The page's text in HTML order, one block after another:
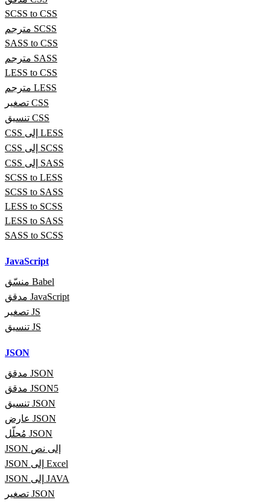
SCSS to CSS
مترجم SCSS
SASS to CSS
مترجم SASS
LESS to CSS
مترجم LESS
تصغير CSS
تنسيق CSS
CSS إلى LESS
CSS إلى SCSS
CSS إلى SASS
SCSS to LESS
SCSS to SASS
LESS to SCSS
LESS to SASS
SASS to SCSS
JavaScript
منسّق Babel
مدقق JavaScript
تصغير JS
تنسيق JS
JSON
مدقق JSON
مدقق JSON5
تنسيق JSON
عارض JSON
مُحلّل JSON
JSON إلى نص
JSON إلى Excel
JSON إلى JAVA
تصغير JSON